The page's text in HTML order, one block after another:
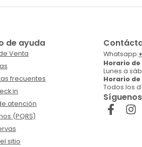
de ayuda
Venta
frecuentes
in
atención
(PQRS)
sitio
Whatsapp:
Horario
Lunes a
Horario
Todos los